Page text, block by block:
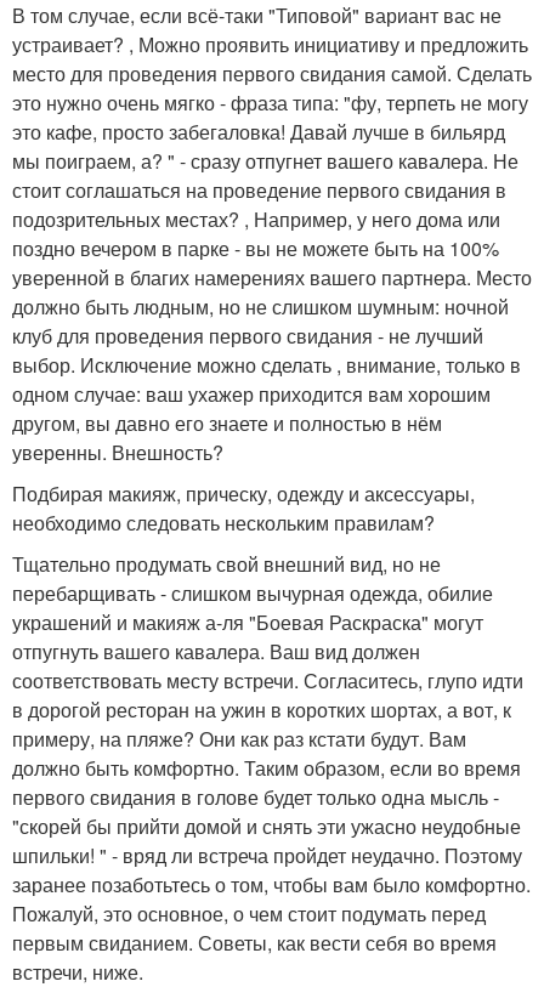
В том случае, если всё-таки "Типовой" вариант вас не
устраивает? , Можно проявить инициативу и предложить
место для проведения первого свидания самой. Сделать
это нужно очень мягко - фраза типа: "фу, терпеть не могу
это кафе, просто забегаловка! Давай лучше в бильярд
мы поиграем, а? " - сразу отпугнет вашего кавалера. Не
стоит соглашаться на проведение первого свидания в
подозрительных местах? , Например, у него дома или
поздно вечером в парке - вы не можете быть на 100%
уверенной в благих намерениях вашего партнера. Место
должно быть людным, но не слишком шумным: ночной
клуб для проведения первого свидания - не лучший
выбор. Исключение можно сделать , внимание, только в
одном случае: ваш ухажер приходится вам хорошим
другом, вы давно его знаете и полностью в нём
уверенны. Внешность?
Подбирая макияж, прическу, одежду и аксессуары,
необходимо следовать нескольким правилам?
Тщательно продумать свой внешний вид, но не
перебарщивать - слишком вычурная одежда, обилие
украшений и макияж а-ля "Боевая Раскраска" могут
отпугнуть вашего кавалера. Ваш вид должен
соответствовать месту встречи. Согласитесь, глупо идти
в дорогой ресторан на ужин в коротких шортах, а вот, к
примеру, на пляже? Они как раз кстати будут. Вам
должно быть комфортно. Таким образом, если во время
первого свидания в голове будет только одна мысль -
"скорей бы прийти домой и снять эти ужасно неудобные
шпильки! " - вряд ли встреча пройдет неудачно. Поэтому
заранее позаботьтесь о том, чтобы вам было комфортно.
Пожалуй, это основное, о чем стоит подумать перед
первым свиданием. Советы, как вести себя во время
встречи, ниже.